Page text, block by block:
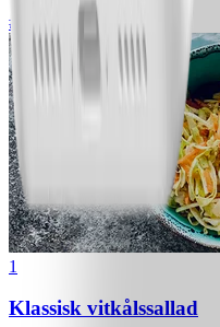
#
1
Klassisk vitkålssallad